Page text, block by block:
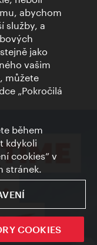
abychom
služby, a
jako
vašim
můžete
„Pokročilá
během
kdykoli
cookies” v
stránek.
COOKIES